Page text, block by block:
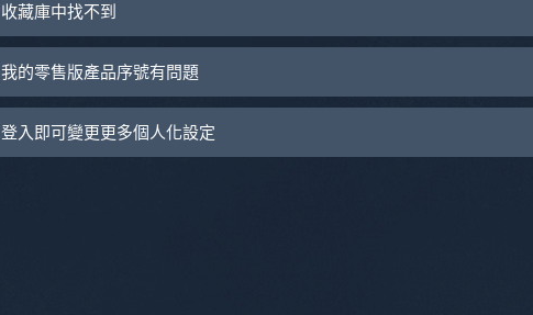
收藏庫中找不到
我的零售版產品序號有問題
登入即可變更更多個人化設定